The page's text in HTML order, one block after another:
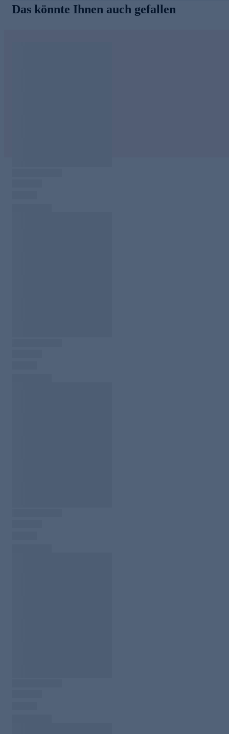
Das könnte Ihnen auch gefallen